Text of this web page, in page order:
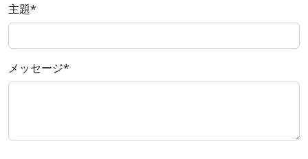
主題*
メッセージ*